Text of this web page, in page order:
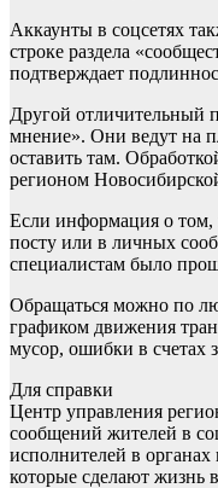
Аккаунты в соцсетях
строке раздела
подтверждает
Другой отличительный
мнение». Они ведут на
оставить там.
регионом
Если информация о том,
посту или в личных
специалистам было
Обращаться можно по
графиком движения
мусор, ошибки в счетах
Для справки
Центр управления
сообщений жителей в
исполнителей в
которые сделают жизнь